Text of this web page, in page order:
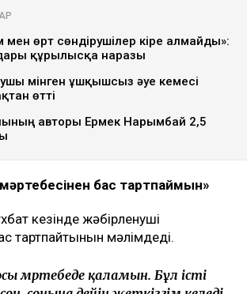
әйелінің анасы қылмыстық іс
мәртебесінен бас тартуды
алғаш рет пікір білдірді.
жағдайға қарамастан, ол
жеткізетінін айтты, деп
құрылысқа наразы
мінген ұшқышсыз әуе кемесі
авторы Ермек Нарымбай 2,5